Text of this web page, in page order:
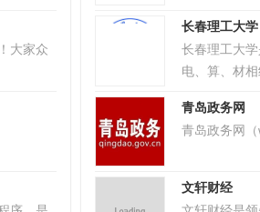
大家众
长春理工大学
长春理工大学
电、算、材相
青岛政务网
青岛政务网（
文轩财经